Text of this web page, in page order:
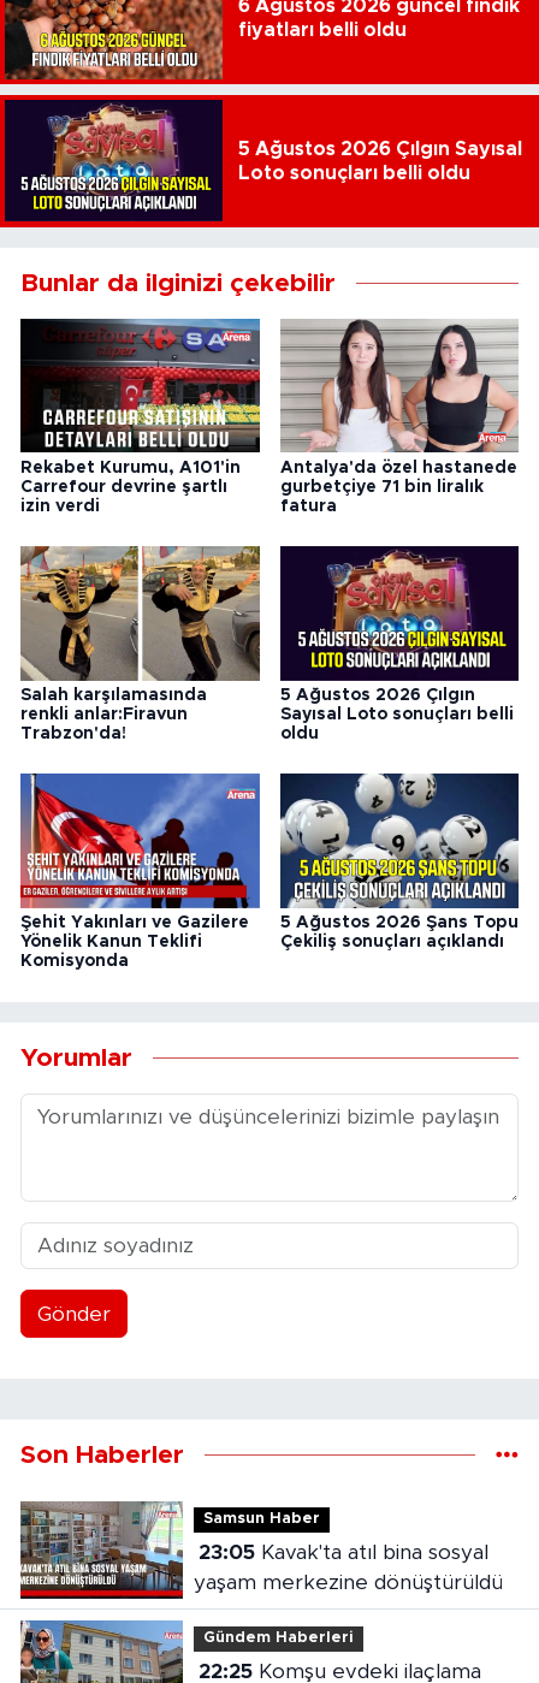
6 Ağustos 2026 güncel fındık
fiyatları belli oldu
5 Ağustos 2026 Çılgın Sayısal
Loto sonuçları belli oldu
Bunlar da ilginizi çekebilir
Rekabet Kurumu, A101'in
Carrefour devrine şartlı
izin verdi
Antalya'da özel hastanede
gurbetçiye 71 bin liralık
fatura
Salah karşılamasında
renkli anlar:Firavun
Trabzon'da!
5 Ağustos 2026 Çılgın
Sayısal Loto sonuçları belli
oldu
Şehit Yakınları ve Gazilere
Yönelik Kanun Teklifi
Komisyonda
5 Ağustos 2026 Şans Topu
Çekiliş sonuçları açıklandı
Yorumlar
Gönder
Son Haberler
Samsun Haber
23:05Kavak'ta atıl bina sosyal
yaşam merkezine dönüştürüldü
Gündem Haberleri
22:25Komşu evdeki ilaçlama